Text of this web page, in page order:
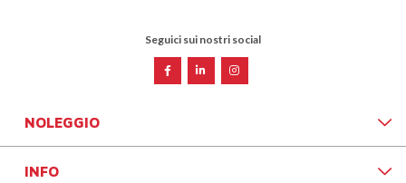
Seguici sui nostri social
NOLEGGIO
INFO